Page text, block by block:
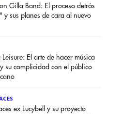
Gilla Band: El proceso detrás
y sus planes de cara al nuevo
Leisure: El arte de hacer música
su complicidad con el público
ex Lucybell y su proyecto